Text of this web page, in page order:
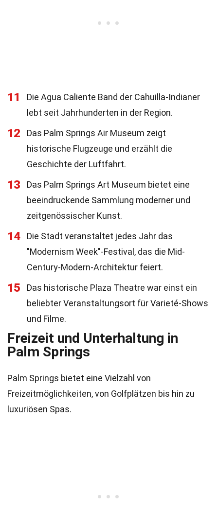
11
Die Agua Caliente Band der Cahuilla-Indianer
lebt seit Jahrhunderten in der Region.
12
Das Palm Springs Air Museum zeigt
historische Flugzeuge und erzählt die
Geschichte der Luftfahrt.
13
Das Palm Springs Art Museum bietet eine
beeindruckende Sammlung moderner und
zeitgenössischer Kunst.
14
Die Stadt veranstaltet jedes Jahr das
"Modernism Week"-Festival, das die Mid-
Century-Modern-Architektur feiert.
15
Das historische Plaza Theatre war einst ein
beliebter Veranstaltungsort für Varieté-Shows
und Filme.
Freizeit und Unterhaltung in
Palm Springs
Palm Springs bietet eine Vielzahl von
Freizeitmöglichkeiten, von Golfplätzen bis hin zu
luxuriösen Spas.